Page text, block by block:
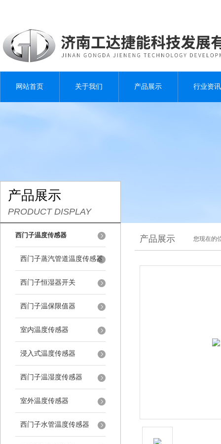
网站首页 关于我们 产品展示 行业资讯
产品展示
PRODUCT DISPLAY
西门子温度传感器
西门子蒸汽管道温度传感器
西门子恒湿器开关
西门子温保限值器
室内温度传感器
浸入式温度传感器
西门子温湿度传感器
室外温度传感器
西门子水管温度传感器
产品展示 您现在的